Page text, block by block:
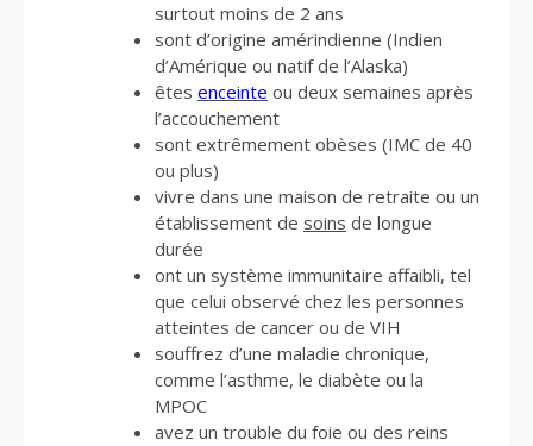
surtout moins de 2 ans
sont d’origine amérindienne (Indien
d’Amérique ou natif de l’Alaska)
êtes enceinte ou deux semaines après
l’accouchement
sont extrêmement obèses (IMC de 40
ou plus)
vivre dans une maison de retraite ou un
établissement de soins de longue
durée
ont un système immunitaire affaibli, tel
que celui observé chez les personnes
atteintes de cancer ou de VIH
souffrez d’une maladie chronique,
comme l’asthme, le diabète ou la
MPOC
avez un trouble du foie ou des reins